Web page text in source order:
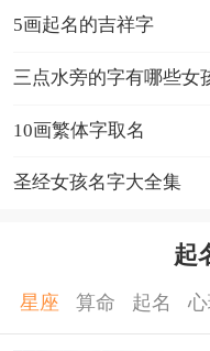
5画起名的吉祥字
三点水旁的字有哪些女
10画繁体字取名
圣经女孩名字大全集
起
星座 算命 起名